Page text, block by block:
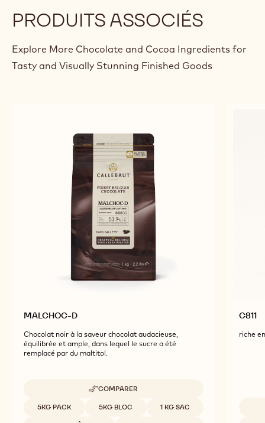
PRODUITS ASSOCIÉS
Explore More Chocolate and Cocoa Ingredients for
Tasty and Visually Stunning Finished Goods
MALCHOC-D
Chocolat noir à la saveur chocolat audacieuse,
équilibrée et ample, dans lequel le sucre a été
remplacé par du maltitol.
COMPARER
-
D
Tailles disponibles
5KG PACK 5KG BLOC 1 KG SAC
C811
riche